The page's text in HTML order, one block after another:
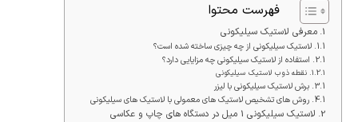
فهرست محتوا
معرفی لاستیک سیلیکونی
لاستیک سیلیکونی از چه چیزی ساخته شده است؟
استفاده از لاستیک سیلیکونی چه مزایایی دارد؟
نقطه ذوب لاستیک سیلیکونی
برش لاستیک سیلیکونی با لیزر
روش های تشخیص لاستیک های معمولی با لاستیک های سیلیکونی
لاستیک سیلیکونی 1 میل در دستگاه های چاپ و عکاسی